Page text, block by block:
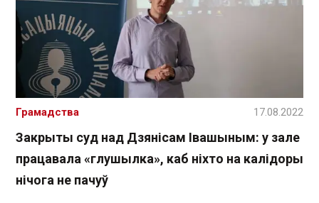
Закрыты суд над Дзянісам Івашыным: у зале
працавала «глушылка», каб ніхто на калідоры
нічога не пачуў
Грамадства 17.08.2022